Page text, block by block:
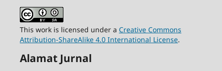
This work is licensed under a Creative Commons
Attribution-ShareAlike 4.0 International License.
Alamat Jurnal